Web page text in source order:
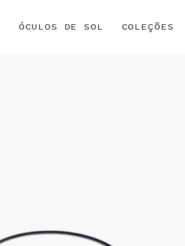
ÓCULOS DE SOL COLEÇÕES